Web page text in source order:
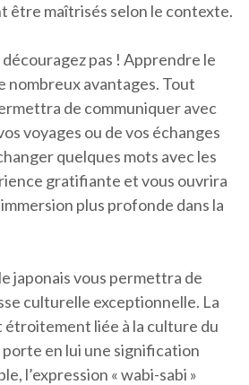
être maîtrisés selon le contexte.
pas ! Apprendre le
nombreux avantages. Tout
de communiquer avec
voyages ou de vos échanges
quelques mots avec les
gratifiante et vous ouvrira
plus profonde dans la
japonais vous permettra de
culturelle exceptionnelle. La
étroitement liée à la culture du
en lui une signification
l’expression « wabi-sabi »